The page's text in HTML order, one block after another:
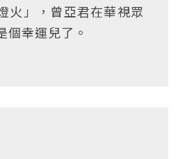
火」，曾亞君在華視眾
個幸運兒了。